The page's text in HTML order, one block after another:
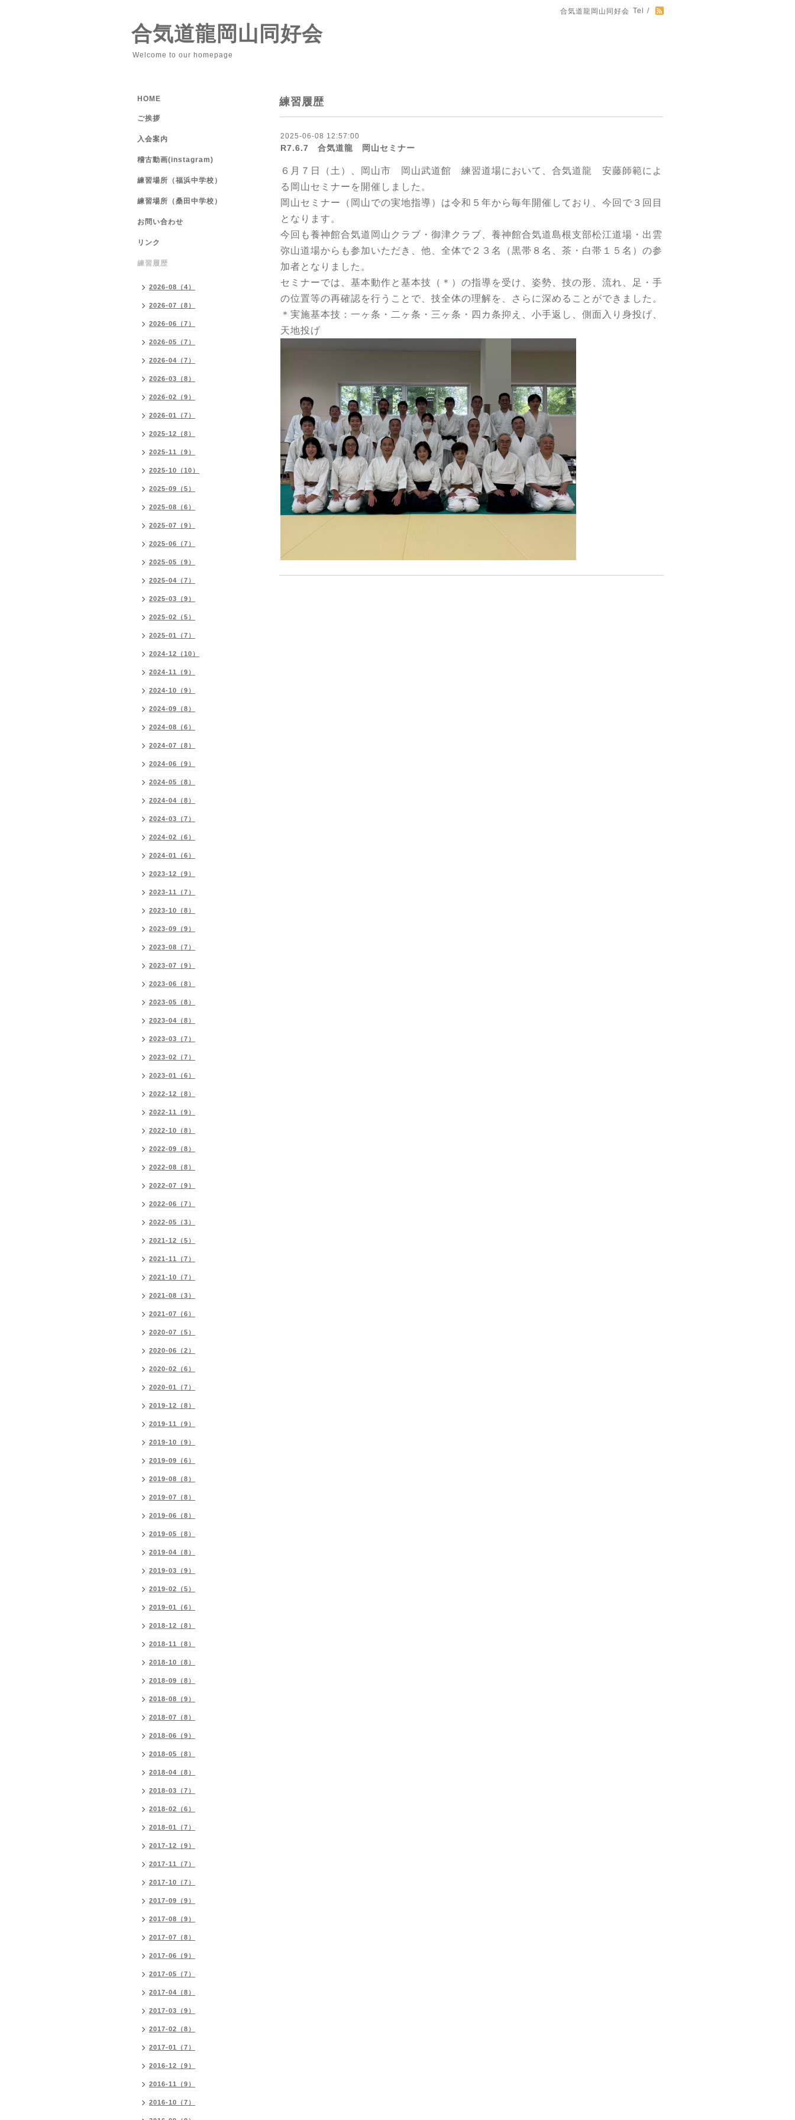
合気道龍岡山同好会 Tel /
合気道龍岡山同好会
Welcome to our homepage
練習履歴
2025-06-08 12:57:00
R7.6.7 合気道龍 岡山セミナー
６月７日（土）、岡山市 岡山武道館 練習道場において、合気道龍 安藤師範によ
る岡山セミナーを開催しました。
岡山セミナー（岡山での実地指導）は令和５年から毎年開催しており、今回で３回目
となります。
今回も養神館合気道岡山クラブ・御津クラブ、養神館合気道島根支部松江道場・出雲
弥山道場からも参加いただき、他、全体で２３名（黒帯８名、茶・白帯１５名）の参
加者となりました。
セミナーでは、基本動作と基本技（＊）の指導を受け、姿勢、技の形、流れ、足・手
の位置等の再確認を行うことで、技全体の理解を、さらに深めることができました。
＊実施基本技： 一ヶ条・二ヶ条・三ヶ条・四カ条抑え、小手返し、側面入り身投げ、
天地投げ
HOME
ご挨拶
入会案内
稽古動画(instagram)
練習場所（福浜中学校）
練習場所（桑田中学校）
お問い合わせ
リンク
練習履歴
2026-08（4）
2026-07（8）
2026-06（7）
2026-05（7）
2026-04（7）
2026-03（8）
2026-02（9）
2026-01（7）
2025-12（8）
2025-11（9）
2025-10（10）
2025-09（5）
2025-08（6）
2025-07（9）
2025-06（7）
2025-05（9）
2025-04（7）
2025-03（9）
2025-02（5）
2025-01（7）
2024-12（10）
2024-11（9）
2024-10（9）
2024-09（8）
2024-08（6）
2024-07（8）
2024-06（9）
2024-05（8）
2024-04（8）
2024-03（7）
2024-02（6）
2024-01（6）
2023-12（9）
2023-11（7）
2023-10（8）
2023-09（9）
2023-08（7）
2023-07（9）
2023-06（8）
2023-05（8）
2023-04（8）
2023-03（7）
2023-02（7）
2023-01（6）
2022-12（8）
2022-11（9）
2022-10（8）
2022-09（8）
2022-08（8）
2022-07（9）
2022-06（7）
2022-05（3）
2021-12（5）
2021-11（7）
2021-10（7）
2021-08（3）
2021-07（6）
2020-07（5）
2020-06（2）
2020-02（6）
2020-01（7）
2019-12（8）
2019-11（9）
2019-10（9）
2019-09（6）
2019-08（8）
2019-07（8）
2019-06（8）
2019-05（8）
2019-04（8）
2019-03（9）
2019-02（5）
2019-01（6）
2018-12（8）
2018-11（8）
2018-10（8）
2018-09（8）
2018-08（9）
2018-07（8）
2018-06（9）
2018-05（8）
2018-04（8）
2018-03（7）
2018-02（6）
2018-01（7）
2017-12（9）
2017-11（7）
2017-10（7）
2017-09（9）
2017-08（9）
2017-07（8）
2017-06（9）
2017-05（7）
2017-04（8）
2017-03（9）
2017-02（8）
2017-01（7）
2016-12（9）
2016-11（9）
2016-10（7）